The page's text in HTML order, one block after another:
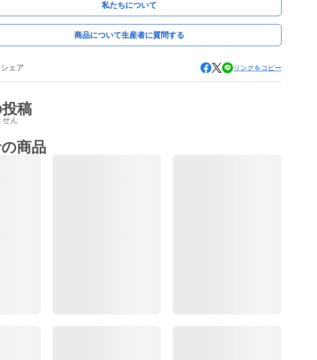
私たちについて
商品について生産者に質問する
ェア リンクをコピー
稿
せん
商品